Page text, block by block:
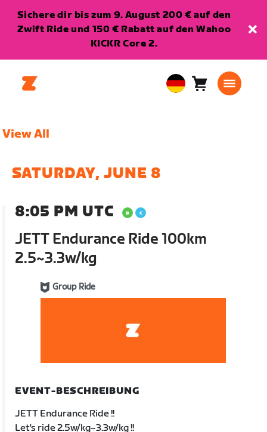
Sichere dir bis zum 9. August 200 € auf den
Zwift Ride und 150 € Rabatt auf den Wahoo
KICKR Core 2.
EuropeanWarenkorb
View All
SATURDAY, JUNE 8
8:05 PM UTC
JETT Endurance Ride 100km
2.5~3.3w/kg
Group Ride
EVENT-BESCHREIBUNG
JETT Endurance Ride !!
Let's ride 2.5w/kg~3.3w/kg !!